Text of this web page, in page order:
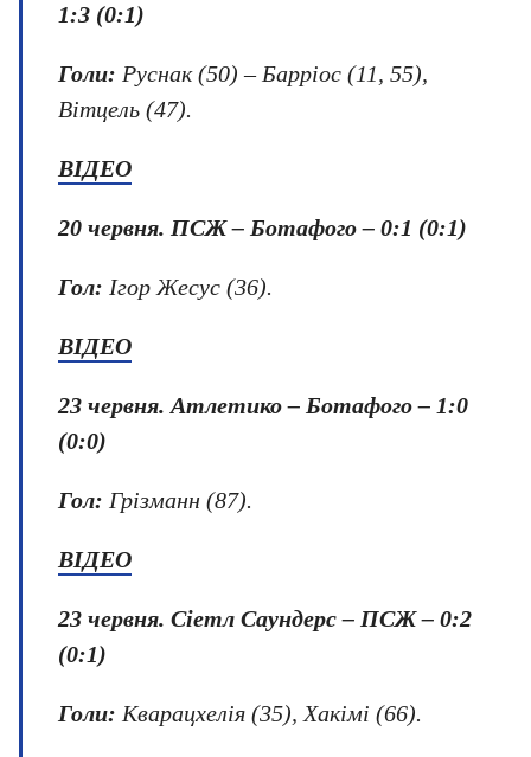
1:3 (0:1)
Голи: Руснак (50) – Барріос (11, 55),
Вітцель (47).
ВІДЕО
20 червня. ПСЖ – Ботафого – 0:1 (0:1)
Гол: Ігор Жесус (36).
ВІДЕО
23 червня. Атлетико – Ботафого – 1:0
(0:0)
Гол: Грізманн (87).
ВІДЕО
23 червня. Сіетл Саундерс – ПСЖ – 0:2
(0:1)
Голи: Кварацхелія (35), Хакімі (66).